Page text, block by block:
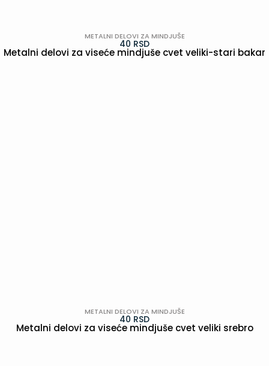
METALNI DELOVI ZA MINDJUŠE
40 RSD
Metalni delovi za viseće mindjuše cvet veliki-stari bakar
METALNI DELOVI ZA MINDJUŠE
40 RSD
Metalni delovi za viseće mindjuše cvet veliki srebro